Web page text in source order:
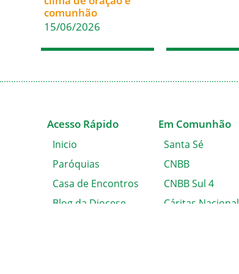
comunhão
15/06/2026
Acesso Rápido
Inicio
Paróquias
Casa de Encontros
Blog da Diocese
Em Comunhão
Santa Sé
CNBB
CNBB Sul 4
Cáritas Nacional